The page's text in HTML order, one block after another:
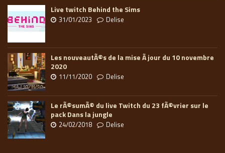
Live twitch Behind the Sims
31/01/2023 Delise
Les nouveautÃ©s de la mise Ã jour du 10 novembre
2020
11/11/2020 Delise
Le rÃ©sumÃ© du live Twitch du 23 fÃ©vrier sur le
pack Dans la jungle
24/02/2018 Delise